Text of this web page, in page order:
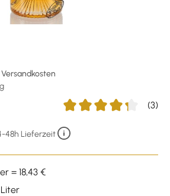
(3)
48h Lieferzeit
= 18,43 €